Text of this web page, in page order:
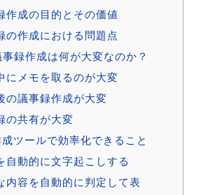
作成の目的とその価値
の作成における問題点
録作成は何が大変なのか？
にメモを取るのが大変
の議事録作成が大変
の共有が大変
ツールで効率化できること
自動的に文字起こしする
内容を自動的に判定して表